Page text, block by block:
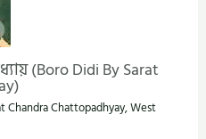
(Boro Didi By Sarat
Chandra Chattopadhyay,West